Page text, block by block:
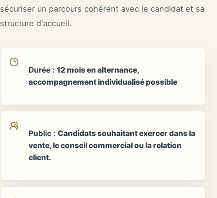
sécuriser un parcours cohérent avec le candidat et sa
structure d'accueil.
Durée : 12 mois en alternance,
accompagnement individualisé possible
Public : Candidats souhaitant exercer dans la
vente, le conseil commercial ou la relation
client.